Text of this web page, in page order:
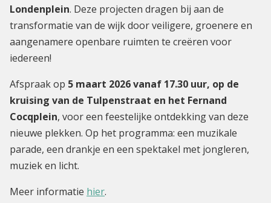
Londenplein. Deze projecten dragen bij aan de
transformatie van de wijk door veiligere, groenere en
aangenamere openbare ruimten te creëren voor
iedereen!
Afspraak op 5 maart 2026 vanaf 17.30 uur, op de
kruising van de Tulpenstraat en het Fernand
Cocqplein, voor een feestelijke ontdekking van deze
nieuwe plekken. Op het programma: een muzikale
parade, een drankje en een spektakel met jongleren,
muziek en licht.
Meer informatie hier.